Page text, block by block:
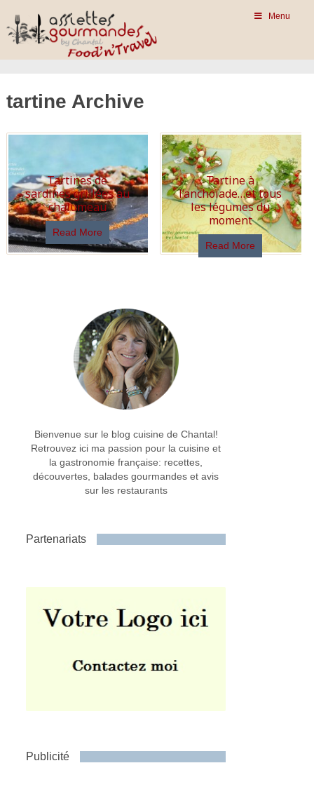
Menu
tartine Archive
Tartines de
sardines grillées au
chalumeau
Read More
Tartine à
l’anchoïade…et tous
les légumes du
moment
Read More
Bienvenue sur le blog cuisine de Chantal!
Retrouvez ici ma passion pour la cuisine et
la gastronomie française: recettes,
découvertes, balades gourmandes et avis
sur les restaurants
Partenariats
Publicité